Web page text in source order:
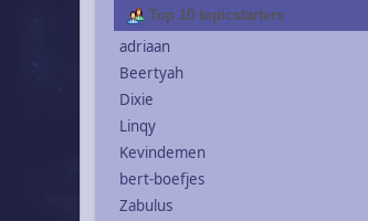
Top 10 topicstarters
adriaan
Beertyah
Dixie
Linqy
Kevindemen
bert-boefjes
Zabulus